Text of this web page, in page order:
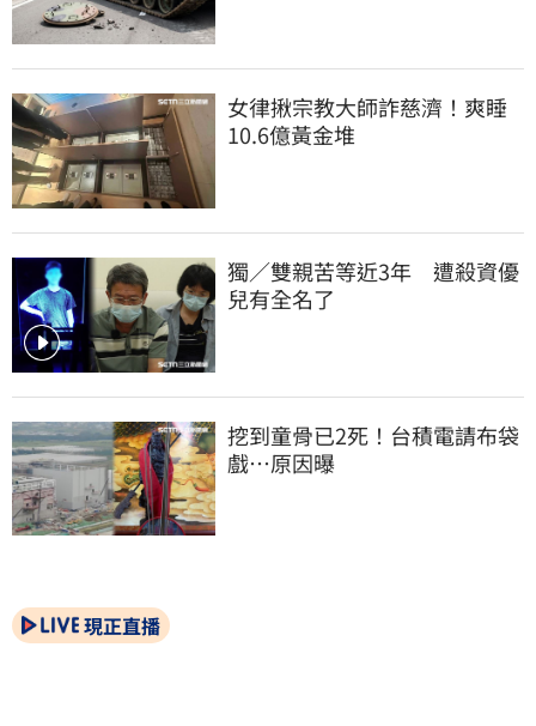
女律揪宗教大師詐慈濟！爽睡
10.6億黃金堆
獨／雙親苦等近3年　遭殺資優
兒有全名了
挖到童骨已2死！台積電請布袋
戲…原因曝
現正直播